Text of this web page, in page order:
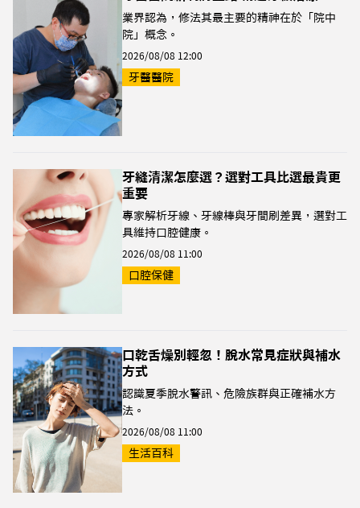
業界認為，修法其最主要的精神在於「院中
院」概念。
2026/08/08 12:00
牙醫醫院
牙縫清潔怎麼選？選對工具比選最貴更
重要
專家解析牙線、牙線棒與牙間刷差異，選對工
具維持口腔健康。
2026/08/08 11:00
口腔保健
口乾舌燥別輕忽！脫水常見症狀與補水
方式
認識夏季脫水警訊、危險族群與正確補水方
法。
2026/08/08 11:00
生活百科